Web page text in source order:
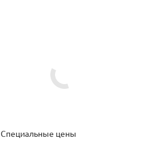
Специальные цены